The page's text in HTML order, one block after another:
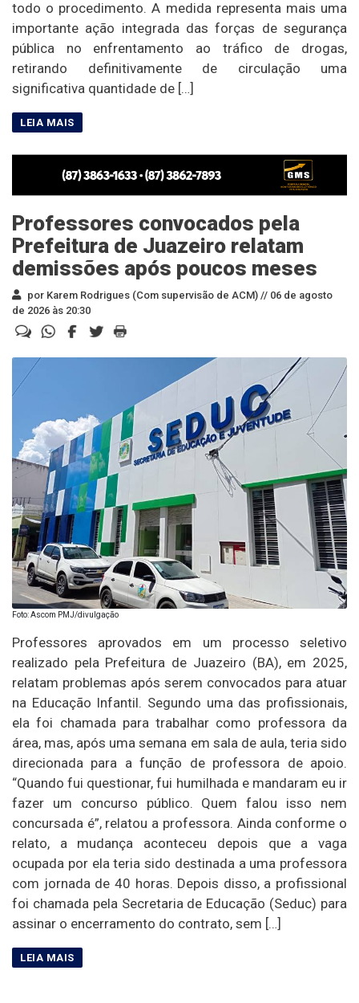
todo o procedimento. A medida representa mais uma
importante ação integrada das forças de segurança
pública no enfrentamento ao tráfico de drogas,
retirando definitivamente de circulação uma
significativa quantidade de […]
Professores convocados pela
Prefeitura de Juazeiro relatam
demissões após poucos meses
por Karem Rodrigues (Com supervisão de ACM) // 06 de agosto
de 2026 às 20:30
Foto: Ascom PMJ/divulgação
Professores aprovados em um processo seletivo
realizado pela Prefeitura de Juazeiro (BA), em 2025,
relatam problemas após serem convocados para atuar
na Educação Infantil. Segundo uma das profissionais,
ela foi chamada para trabalhar como professora da
área, mas, após uma semana em sala de aula, teria sido
direcionada para a função de professora de apoio.
“Quando fui questionar, fui humilhada e mandaram eu ir
fazer um concurso público. Quem falou isso nem
concursada é”, relatou a professora. Ainda conforme o
relato, a mudança aconteceu depois que a vaga
ocupada por ela teria sido destinada a uma professora
com jornada de 40 horas. Depois disso, a profissional
foi chamada pela Secretaria de Educação (Seduc) para
assinar o encerramento do contrato, sem […]